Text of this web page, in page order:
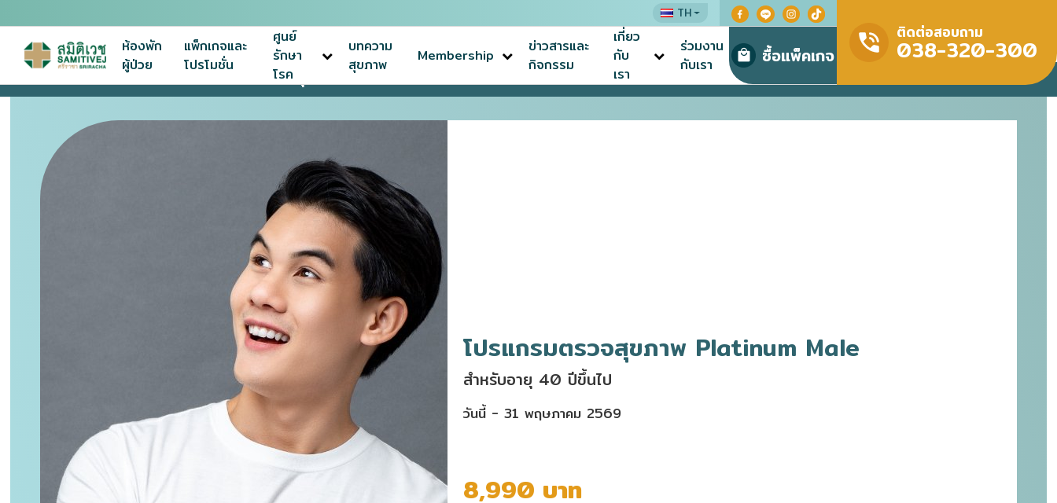
TH
ห้องพัก
ผู้ป่วย
แพ็กเกจและ
โปรโมชั่น
ศูนย์
รักษา
โรค
บทความ
สุขภาพ
Membership
ข่าวสารและ
กิจกรรม
เกี่ยว
กับ
เรา
ร่วมงาน
กับเรา
ซื้อแพ็คเกจ
ติดต่อสอบถาม
038-320-300
หน้าแรก แพ็กเกจและโปรโมชั่น โปรแกรมตรวจสุขภาพ Platinum Male
โปรแกรมตรวจสุขภาพ Platinum Male
สำหรับอายุ 40 ปีขึ้นไป
วันนี้ - 31 พฤษภาคม 2569
8,990 บาท